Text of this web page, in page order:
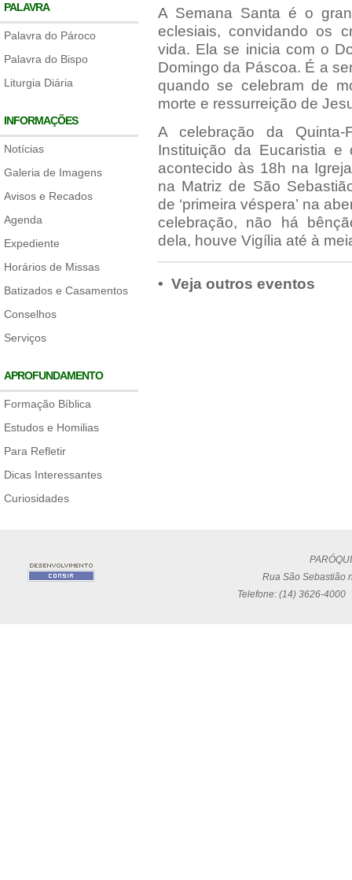
PALAVRA
Palavra do Pároco
Palavra do Bispo
Liturgia Diária
INFORMAÇÕES
Notícias
Galeria de Imagens
Avisos e Recados
Agenda
Expediente
Horários de Missas
Batizados e Casamentos
Conselhos
Serviços
APROFUNDAMENTO
Formação Bíblica
Estudos e Homilias
Para Refletir
Dicas Interessantes
Curiosidades
A Semana Santa é o
eclesiais, convidando os
vida. Ela se inicia com o
Domingo da Páscoa. É a
quando se celebram de
morte e ressurreição de
A celebração da
Instituição da Eucaristia e
acontecido às 18h na
na Matriz de São
de ‘primeira véspera’ na
celebração, não há
dela, houve Vigília até à
• Veja outros eventos
Rua São Sebastião
Telefone: (14) 3626-